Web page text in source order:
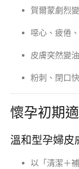
賀爾蒙劇烈
噁心、疲倦
皮膚突然變
粉刺、閉口
懷孕初期
溫和型孕婦皮
以「清潔＋